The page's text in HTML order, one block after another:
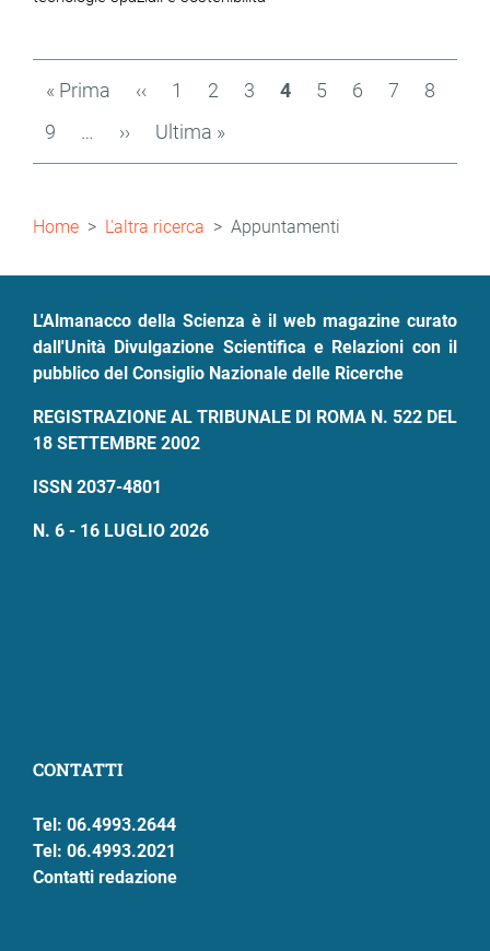
Paginazione
Prima
« Prima
Pagina
‹‹ Page
1 Page
2 Page
3
Pagina
4 Page
5 Page
6 Page
7 Page
8
Page
9 …
Pagina
››
Ultima
Ultima »
Briciole
Home L'altra ricerca Appuntamenti
L'Almanacco della Scienza è il web magazine curato
dall'Unità Divulgazione Scientifica e Relazioni con il
pubblico del Consiglio Nazionale delle Ricerche
REGISTRAZIONE AL TRIBUNALE DI ROMA N. 522 DEL
18 SETTEMBRE 2002
ISSN 2037-4801
N. 6 - 16 LUGLIO 2026
CONTATTI
Tel: 06.4993.2644
Tel: 06.4993.2021
Contatti redazione